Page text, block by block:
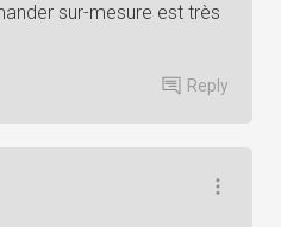
sur-mesure est très
Reply